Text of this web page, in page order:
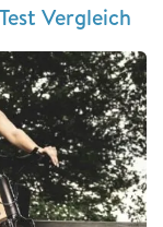
Vergleich